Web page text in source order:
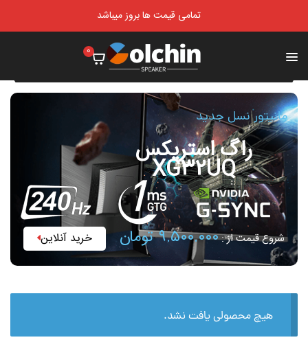
تمامی قیمت ها بروز میباشد
0
مانیتور نسل جدید
راگ استریکس
XG32UQ
شروع قیمت از :۹.۵۰۰.۰۰۰ تومان خرید آنلاین
هیچ محصولی یافت نشد.